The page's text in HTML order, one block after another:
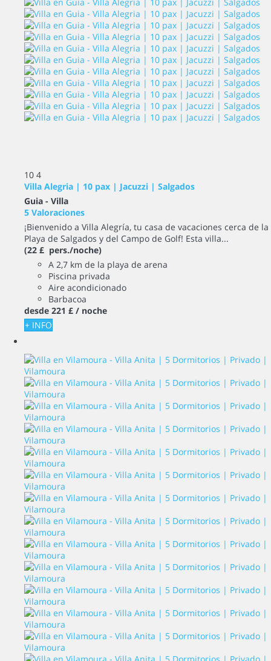
10 4
Villa Alegria | 10 pax | Jacuzzi | Salgados
Guia - Villa
5 Valoraciones
¡Bienvenido a Villa Alegría, tu casa de vacaciones cerca de la
Playa de Salgados y del Campo de Golf! Esta villa...
(22 £ pers./noche)
A 2,7 km de la playa de arena
Piscina privada
Aire acondicionado
Barbacoa
desde 221 £ / noche
+ INFO